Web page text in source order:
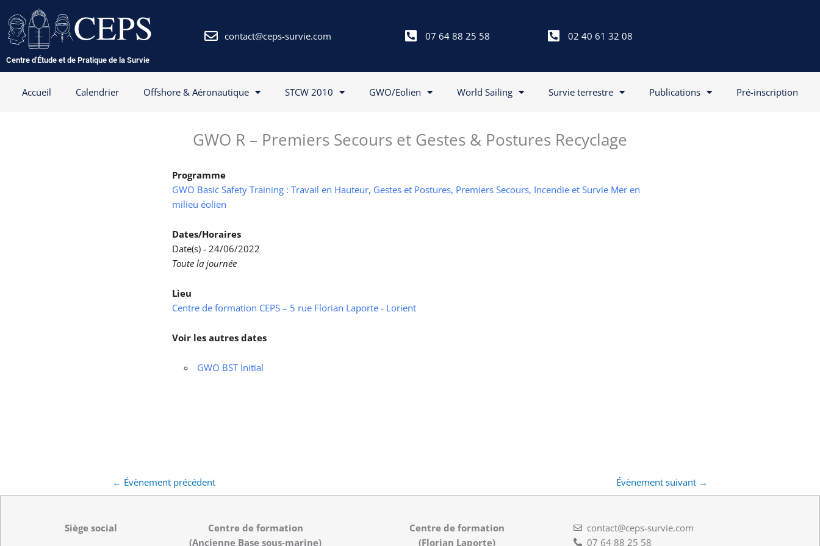
au
contenu
Centre d'Étude et de Pratique de la Survie
contact@ceps-survie.com 07 64 88 25 58 02 40 61 32 08
Accueil Calendrier Offshore & Aéronautique STCW 2010 GWO/Eolien World Sailing Survie terrestre Publications Pré-inscription
GWO R – Premiers Secours et Gestes & Postures Recyclage
Programme
GWO Basic Safety Training : Travail en Hauteur, Gestes et Postures, Premiers Secours, Incendie et Survie Mer en
milieu éolien
Dates/Horaires
Date(s) - 24/06/2022
Toute la journée
Lieu
Centre de formation CEPS – 5 rue Florian Laporte - Lorient
Voir les autres dates
GWO BST Initial
← Évènement précédent Évènement suivant →
Siège social
Centre de formation
(Ancienne Base sous-marine)
Centre de formation
(Florian Laporte)
contact@ceps-survie.com
07 64 88 25 58